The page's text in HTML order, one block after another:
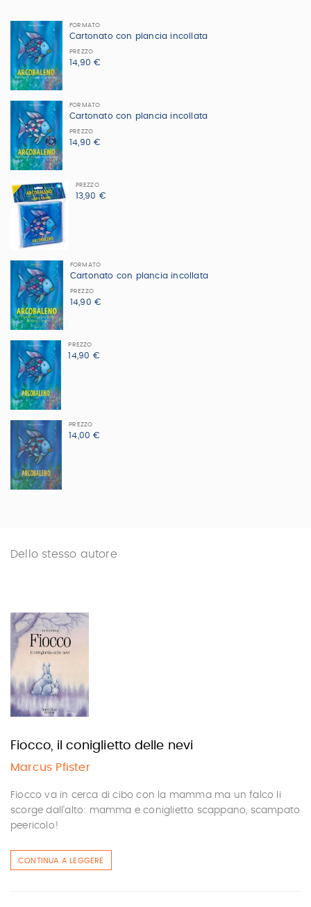
FORMATO
Cartonato con plancia incollata
PREZZO
14,90 €
FORMATO
Cartonato con plancia incollata
PREZZO
14,90 €
PREZZO
13,90 €
FORMATO
Cartonato con plancia incollata
PREZZO
14,90 €
PREZZO
14,90 €
PREZZO
14,00 €
Dello stesso autore
Fiocco, il coniglietto delle nevi
Marcus Pfister
Fiocco va in cerca di cibo con la mamma ma un falco li
scorge dall'alto: mamma e coniglietto scappano, scampato
peericolo!
CONTINUA A LEGGERE